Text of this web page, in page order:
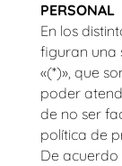
PERSONAL
En los
figuran una
«(*)», que
poder
de no ser
política de
De acuerdo